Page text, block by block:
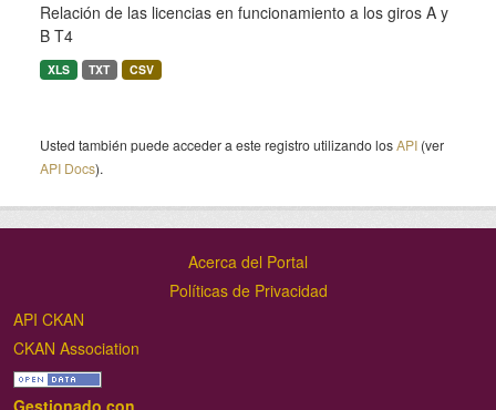
Relación de las licencias en funcionamiento a los giros A y
B T4
XLS TXT CSV
Usted también puede acceder a este registro utilizando losAPI (ver
API Docs).
Acerca del Portal
Políticas de Privacidad
API CKAN
CKAN Association
Gestionado con